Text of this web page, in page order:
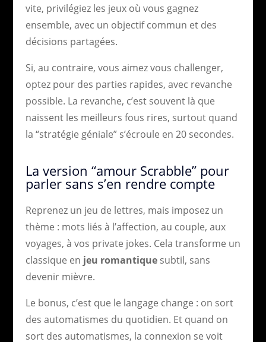
vite, privilégiez les jeux où vous gagnez
ensemble, avec un objectif commun et des
décisions partagées.
Si, au contraire, vous aimez vous challenger,
optez pour des parties rapides, avec revanche
possible. La revanche, c’est souvent là que
naissent les meilleurs fous rires, surtout quand
la “stratégie géniale” s’écroule en 20 secondes.
La version “amour Scrabble” pour
parler sans s’en rendre compte
Reprenez un jeu de lettres, mais imposez un
thème : mots liés à l’affection, au couple, aux
voyages, à vos private jokes. Cela transforme un
classique en jeu romantiquesubtil, sans
devenir mièvre.
Le bonus, c’est que le langage change : on sort
des automatismes du quotidien. Et quand on
sort des automatismes, la connexion se voit